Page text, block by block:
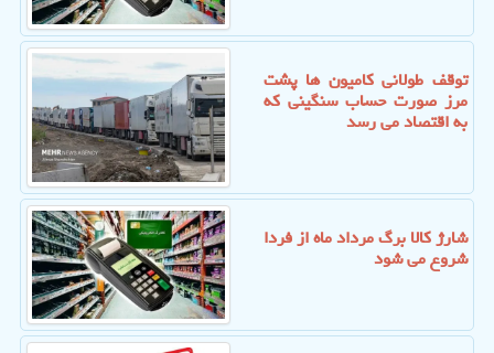
توقف طولانی کامیون ها پشت
مرز صورت حساب سنگینی که
به اقتصاد می رسد
شارژ کالا برگ مرداد ماه از فردا
شروع می شود